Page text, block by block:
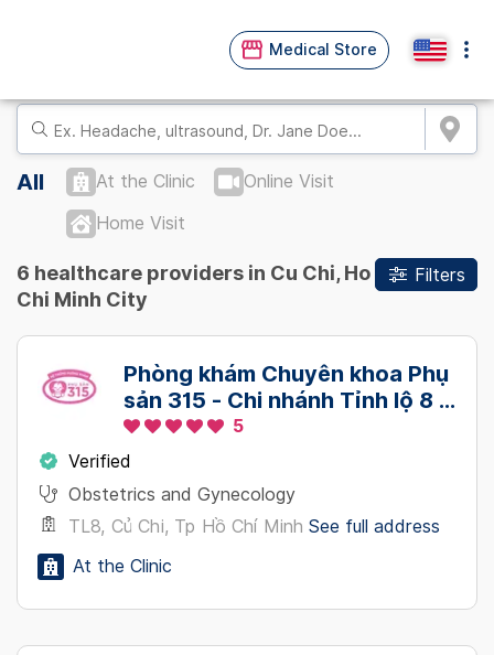
Medical Store
All At the Clinic
Online Visit
Home Visit
Filters
6 healthcare providers in Cu Chi, Ho
Chi Minh City
Phòng khám Chuyên khoa Phụ
sản 315 - Chi nhánh Tỉnh lộ 8 -
Củ Chi
5
Verified
Obstetrics and Gynecology
TL8, Củ Chi, Tp Hồ Chí Minh See full address
At the Clinic